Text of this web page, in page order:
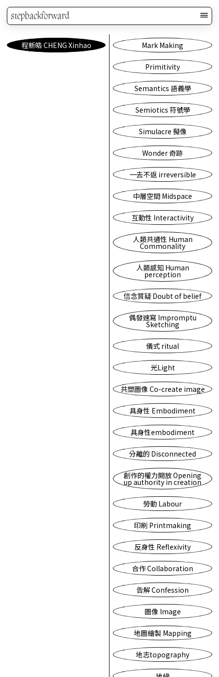
stepbackforward
Mark Making
Primitivity
Semantics 語義學
Semiotics 符號學
Simulacre 擬像
Wonder 奇跡
一去不返 irreversible
中層空間 Midspace
互動性 Interactivity
人類共通性 Human
Commonality
人類感知 Human
perception
信念質疑 Doubt of belief
偶發速寫 Impromptu
Sketching
儀式 ritual
光Light
共塑圖像 Co-create image
具身性 Embodiment
具身性embodiment
分離的 Disconnected
創作的權力開放 Opening
up authority in creation
勞動 Labour
印刷 Printmaking
反身性 Reflexivity
合作 Collaboration
告解 Confession
圖像 Image
地圖繪製 Mapping
地志topography
程新皓 CHENG Xinhao